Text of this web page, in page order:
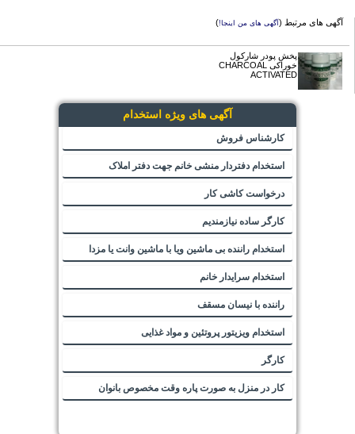
آگهی های مرتبط (آگهی های من اینجا!)
پخش پودر شارکول
خوراکی CHARCOAL
ACTIVATED
آگهی های ویژه استخدام
کارشناس فروش
استخدام دفتردار منشی خانم جهت دفتر املاک
درخواست کاشی کار
کارگر ساده نیازمندیم
استخدام راننده بی ماشین ویا با ماشین وانت یا مزدا
استخدام سرایدار خانم
راننده با نیسان مسقف
استخدام ویزیتور پروتئین و مواد غذایی
کارگر
کار در منزل به صورت پاره وقت مخصوص بانوان